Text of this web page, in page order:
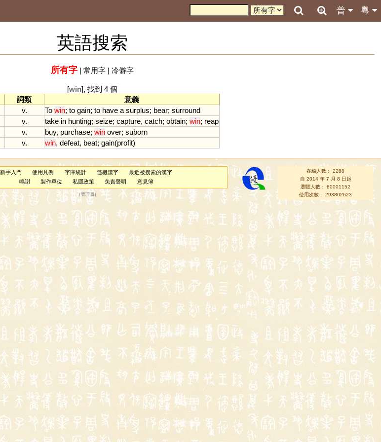
粵
普
英語搜索
所有字| 常用字| 冷僻字
[win], 找到 4 個
詞類
意義
v. To win; to gain; to have a surplus; bear; surround
v. take in hunting; seize; capture, catch; obtain; win; reap
v. buy, purchase; win over; suborn
v. win, defeat, beat; gain(profit)
新手入門 使用凡例 字庫統計 隨機漢字
最近被搜索的漢字
鳴謝
製作單位 私隱政策 免責聲明 意見簿
（管理員 ）
在線人數： 2288
自 2014 年 7 月 8 日起
瀏覽人數： 80001152
使用次數： 293802623